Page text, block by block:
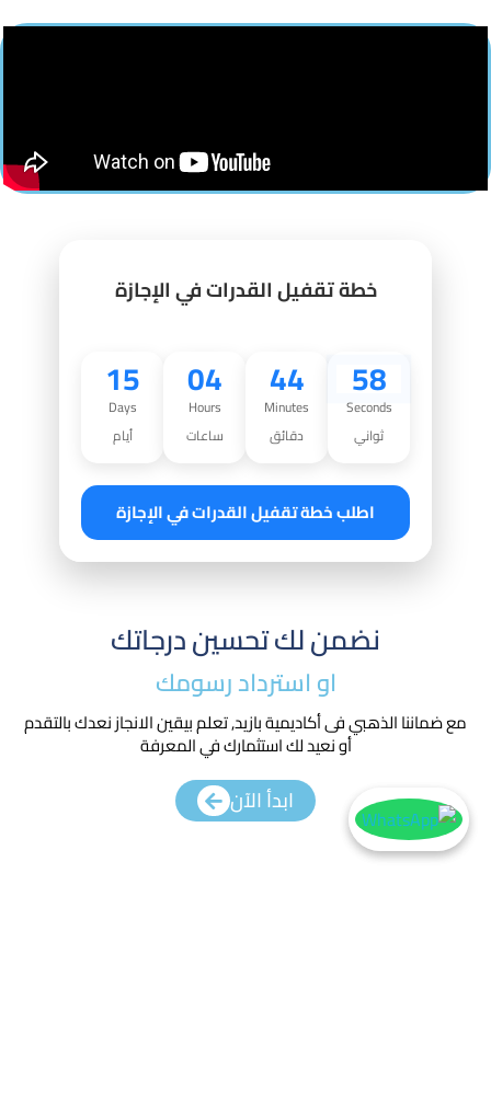
خطة تقفيل القدرات في الإجازة
15
Days
أيام
04
Hours
ساعات
44
Minutes
دقائق
57
Seconds
ثواني
اطلب خطة تقفيل القدرات في الإجازة
نضمن لك تحسين درجاتك
او استرداد رسومك​
مع ضماننا الذهبي فى أكاديمية بازيد, تعلم بيقين الانجاز نعدك بالتقدم
أو نعيد لك استثمارك في المعرفة
ابدأ الآن